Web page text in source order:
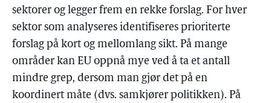
sektorer og legger frem en rekke forslag. For hver
sektor som analyseres identifiseres prioriterte
forslag på kort og mellomlang sikt. På mange
områder kan EU oppnå mye ved å ta et antall
mindre grep, dersom man gjør det på en
koordinert måte (dvs. samkjører politikken). På